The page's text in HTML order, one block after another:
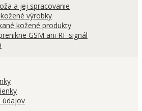
a jej spracovanie
výrobky
kožené produkty
GSM ani RF signál
údajov